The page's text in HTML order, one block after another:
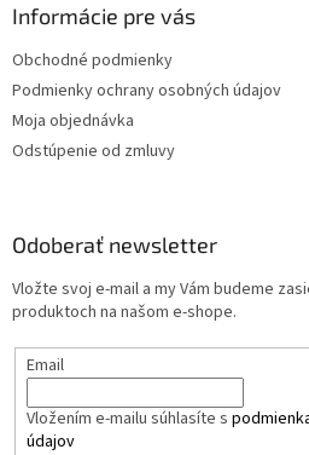
Informácie pre vás
Obchodné podmienky
Podmienky ochrany osobných údajov
Moja objednávka
Odstúpenie od zmluvy
Odoberať newsletter
Vložte svoj e-mail a my Vám budeme
produktoch na našom e-shope.
Email
Vložením e-mailu súhlasíte s
údajov